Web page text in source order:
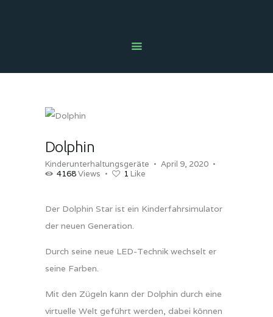
UNSER ANGEBOT
AUTOMATENBERATUNG
PROBLEM MELDEN
SECOND HAND SHOP
Dolphin
Kinderunterhaltungsgeräte
April 9, 2020
4168Views 1 Like
Der Dolphin Star ist ein Kinderfahrsimulator
der neuen Generation.
Durch seine neue LED-Technik wechselt er
seine Farben.
Mit den Zügeln kann der Dolphin durch eine
virtuelle Welt geführt werden, dabei können